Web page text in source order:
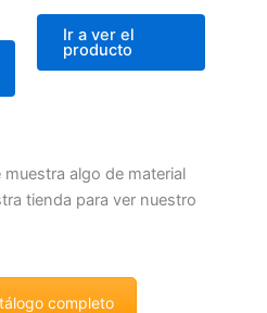
Ir a ver el
producto
muestra algo de material
tienda para ver nuestro
completo